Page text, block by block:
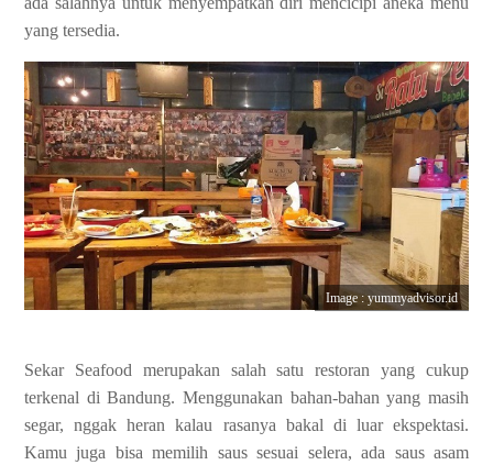
yang tersedia.
Image : yummyadvisor.id
Sekar Seafood merupakan salah satu restoran yang cukup
terkenal di Bandung. Menggunakan bahan-bahan yang masih
segar, nggak heran kalau rasanya bakal di luar ekspektasi.
Kamu juga bisa memilih saus sesuai selera, ada saus asam